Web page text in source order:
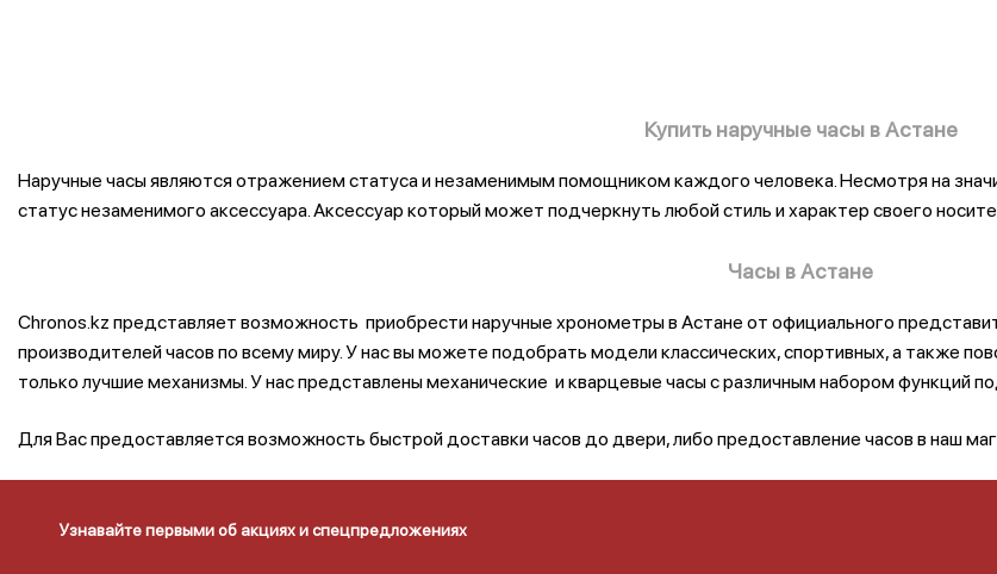
Купить наручные часы в Астане
Наручные часы являются отражением статуса и незаменимым помощником каждого человека. Несмотря на
статус незаменимого аксессуара. Аксессуар который может подчеркнуть любой стиль и характер своего
Часы в Астане
Chronos.kz представляет возможность приобрести наручные хронометры в Астане от официального
производителей часов по всему миру. У нас вы можете подобрать модели классических, спортивных, а также
только лучшие механизмы. У нас представлены механические и кварцевые часы с различным набором функций
Для Вас предоставляется возможность быстрой доставки часов до двери, либо предоставление часов в наш
Узнавайте первыми об акциях и спецпредложениях